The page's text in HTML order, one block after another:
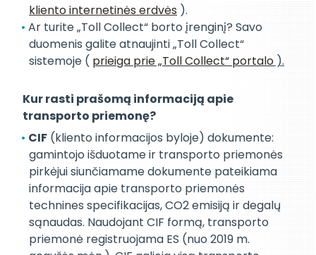
kliento internetinės erdvės ).
Ar turite „Toll Collect“ borto įrenginį? Savo
duomenis galite atnaujinti „Toll Collect“
sistemoje ( prieiga prie „Toll Collect“ portalo ).
Kur rasti prašomą informaciją apie
transporto priemonę?
CIF(kliento informacijos byloje) dokumente:
gamintojo išduotame ir transporto priemonės
pirkėjui siunčiamame dokumente pateikiama
informacija apie transporto priemonės
technines specifikacijas, CO2 emisiją ir degalų
sąnaudas. Naudojant CIF formą, transporto
priemonė registruojama ES (nuo 2019 m.